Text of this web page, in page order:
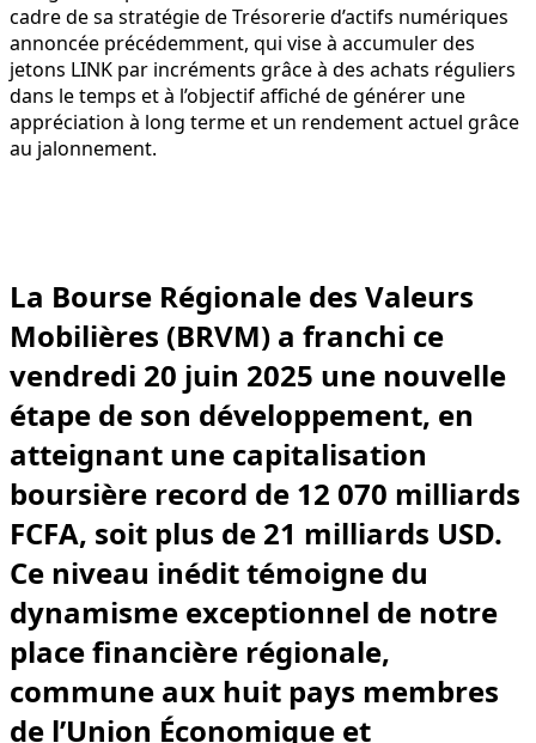
cadre de sa stratégie de Trésorerie d’actifs numériques
annoncée précédemment, qui vise à accumuler des
jetons LINK par incréments grâce à des achats réguliers
dans le temps et à l’objectif affiché de générer une
appréciation à long terme et un rendement actuel grâce
au jalonnement.
La Bourse Régionale des Valeurs
Mobilières (BRVM) a franchi ce
vendredi 20 juin 2025 une nouvelle
étape de son développement, en
atteignant une capitalisation
boursière record de 12 070 milliards
FCFA, soit plus de 21 milliards USD.
Ce niveau inédit témoigne du
dynamisme exceptionnel de notre
place financière régionale,
commune aux huit pays membres
de l’Union Économique et